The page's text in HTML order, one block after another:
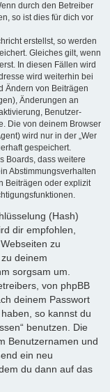
durch den Betreiber
so ist dies für dich vor
erstellst, so werden
Gleiches gilt, wenn
In diesen Fällen wird
wird weiterhin bei
Ändern von Beiträgen
Änderungen an
Benutzer-
Die von deinem Browser
wird nur in der „Wer
gespeichert.
Boards, dass weitere
Abstimmungsverhalten
Beiträgen oder explizit
(Hash)
dir empfohlen,
zu
deinem
sorgsam um.
von phpBB
deinem Passwort
so kannst du
benutzen. Die
Benutzernamen und
ein neu
du dann auf das